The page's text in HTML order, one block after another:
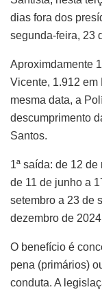
dias fora dos
segunda-feira, 23
Aproximdamente
Vicente, 1.912 em
mesma data, a
descumprimento
Santos.
1ª saída: de 12
de 11 de junho a
setembro a 23 de
dezembro de
O benefício é
pena (primários)
conduta. A